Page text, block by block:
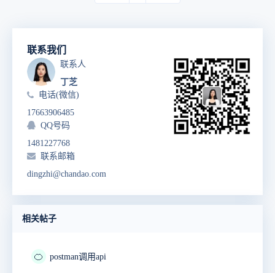
联系我们
联系人
丁芝
电话(微信)
17663906485
QQ号码
1481227768
联系邮箱
dingzhi@chandao.com
相关帖子
🍊 postman调用api